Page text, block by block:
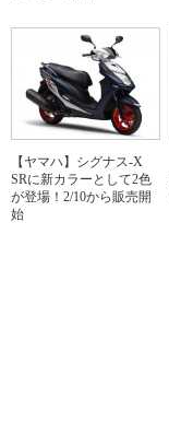
【ヤマハ】シグナス-X
SRに新カラーとして2色
が登場！2/10から販売開
始